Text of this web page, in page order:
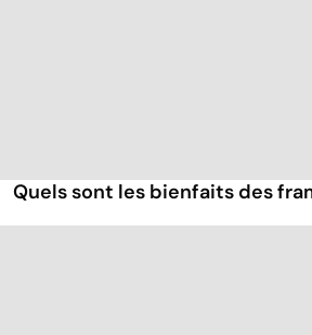
Quels sont les bienfaits des